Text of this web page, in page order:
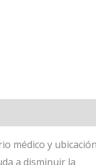
médico y
a disminuir la